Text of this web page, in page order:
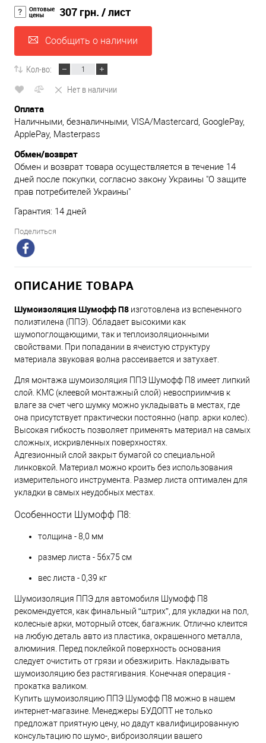
Оптовые
цены 307 грн. / лист
Сообщить о наличии
Кол-во:
Нет в наличии
Оплата
Наличными, безналичными, VISA/Mastercard, GooglePay,
ApplePay, Masterpass
Обмен/возврат
Обмен и возврат товара осуществляется в течение 14
дней после покупки, согласно закону Украины "О защите
прав потребителей Украины"
Гарантия: 14 дней
Поделиться
ОПИСАНИЕ ТОВАРА
Шумоизоляция Шумофф П8 изготовлена из вспененного
полиэтилена (ППЭ). Обладает высокими как
шумопоглощающими, так и теплоизоляционными
свойствами. При попадании в ячеистую структуру
материала звуковая волна рассеивается и затухает.
Для монтажа шумоизоляция ППЭ Шумофф П8 имеет липкий
слой. КМС (клеевой монтажный слой) невосприимчив к
влаге за счет чего шумку можно укладывать в местах, где
она присутствует практически постоянно (напр. арки колес).
Высокая гибкость позволяет применять материал на самых
сложных, искривленных поверхностях.
Адгезионный слой закрыт бумагой со специальной
линковкой. Материал можно кроить без использования
измерительного инструмента. Размер листа оптимален для
укладки в самых неудобных местах.
Особенности Шумофф П8:
толщина - 8,0 мм
размер листа - 56х75 см
вес листа - 0,39 кг
Шумоизоляция ППЭ для автомобиля Шумофф П8
рекомендуется, как финальный “штрих”, для укладки на пол,
колесные арки, моторный отсек, багажник. Отлично клеится
на любую деталь авто из пластика, окрашенного металла,
алюминия. Перед поклейкой поверхность основания
следует очистить от грязи и обезжирить. Накладывать
шумоизоляцию без растягивания. Конечная операция -
прокатка валиком.
Купить шумоизоляцию ППЭ Шумофф П8 можно в нашем
интернет-магазине. Менеджеры БУДОПТ не только
предложат приятную цену, но дадут квалифицированную
консультацию по шумо-, виброизоляции вашего